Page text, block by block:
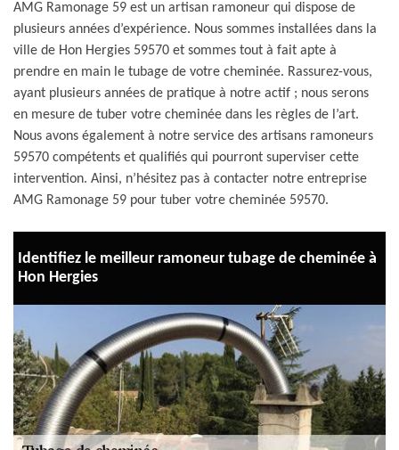
AMG Ramonage 59 est un artisan ramoneur qui dispose de
plusieurs années d’expérience. Nous sommes installées dans la
ville de Hon Hergies 59570 et sommes tout à fait apte à
prendre en main le tubage de votre cheminée. Rassurez-vous,
ayant plusieurs années de pratique à notre actif ; nous serons
en mesure de tuber votre cheminée dans les règles de l’art.
Nous avons également à notre service des artisans ramoneurs
59570 compétents et qualifiés qui pourront superviser cette
intervention. Ainsi, n’hésitez pas à contacter notre entreprise
AMG Ramonage 59 pour tuber votre cheminée 59570.
Identifiez le meilleur ramoneur tubage de cheminée à
Hon Hergies